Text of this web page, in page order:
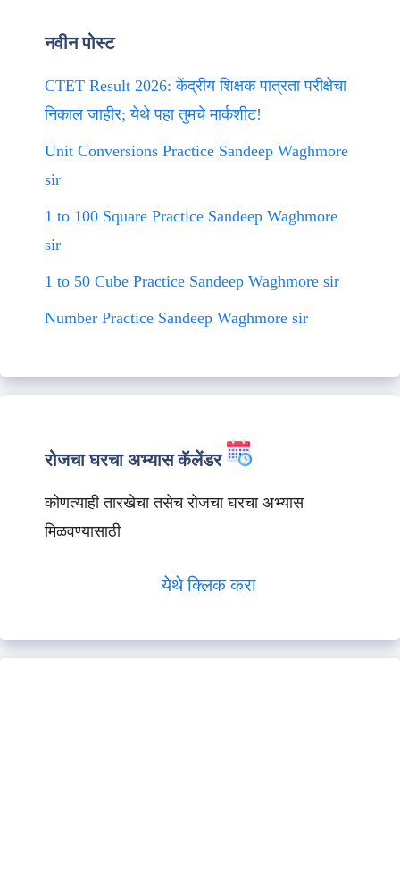
नवीन पोस्ट
CTET Result 2026: केंद्रीय शिक्षक पात्रता परीक्षेचा
निकाल जाहीर; येथे पहा तुमचे मार्कशीट!
Unit Conversions Practice Sandeep Waghmore
sir
1 to 100 Square Practice Sandeep Waghmore
sir
1 to 50 Cube Practice Sandeep Waghmore sir
Number Practice Sandeep Waghmore sir
रोजचा घरचा अभ्यास कॅलेंडर
कोणत्याही तारखेचा तसेच रोजचा घरचा अभ्यास
मिळवण्यासाठी
येथे क्लिक करा